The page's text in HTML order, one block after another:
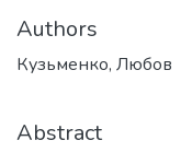
Authors
Кузьменко, Любов
Abstract